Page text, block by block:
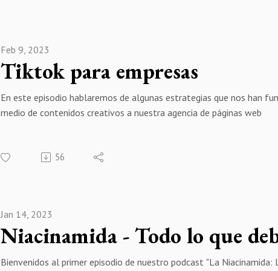
para guiarte!
Así que, ajusta tus auriculares y prepárate para sumergirte en una
más preámbulos, ¡comencemos con este episodio de
Para finalizar éste ciclo de Podcast hablaremos con el empresario
mejores prácticas para generar compra venta en una de las zonas
Tiktok para empresas
Feb 9, 2023
En este episodio hablaremos de algunas estrategias que nos han
medio de contenidos creativos a nuestra agencia de páginas web
56
Niacinamida - Todo lo que
Jan 14, 2023
Bienvenidos al primer episodio de nuestro podcast "La